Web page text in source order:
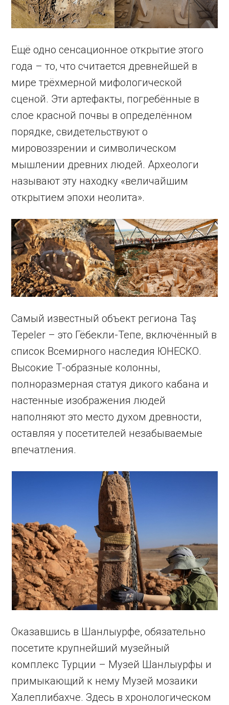
Ещё одно сенсационное открытие этого
года – то, что считается древнейшей в
мире трёхмерной мифологической
сценой. Эти артефакты, погребённые в
слое красной почвы в определённом
порядке, свидетельствуют о
мировоззрении и символическом
мышлении древних людей. Археологи
называют эту находку «величайшим
открытием эпохи неолита».
Самый известный объект региона Taş
Tepeler – это Гёбекли-Тепе, включённый в
список Всемирного наследия ЮНЕСКО.
Высокие Т-образные колонны,
полноразмерная статуя дикого кабана и
настенные изображения людей
наполняют это место духом древности,
оставляя у посетителей незабываемые
впечатления.
Оказавшись в Шанлыурфе, обязательно
посетите крупнейший музейный
комплекс Турции – Музей Шанлыурфы и
примыкающий к нему Музей мозаики
Халеплибахче. Здесь в хронологическом